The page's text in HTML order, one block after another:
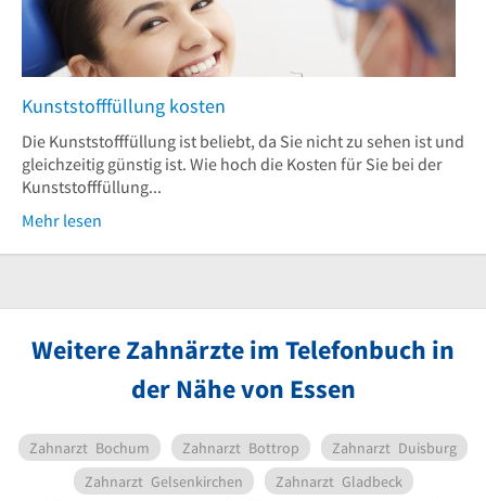
Kunststofffüllung kosten
Die Kunststofffüllung ist beliebt, da Sie nicht zu sehen ist und
gleichzeitig günstig ist. Wie hoch die Kosten für Sie bei der
Kunststofffüllung...
Mehr lesen
Weitere Zahnärzte im Telefonbuch in
der Nähe von Essen
Zahnarzt Bochum Zahnarzt Bottrop Zahnarzt Duisburg
Zahnarzt Gelsenkirchen Zahnarzt Gladbeck